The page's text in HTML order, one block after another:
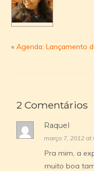
«Agenda: Lançamento
2 Comentários
Raquel
março 7, 2012 at
Pra mim, a
muito boa